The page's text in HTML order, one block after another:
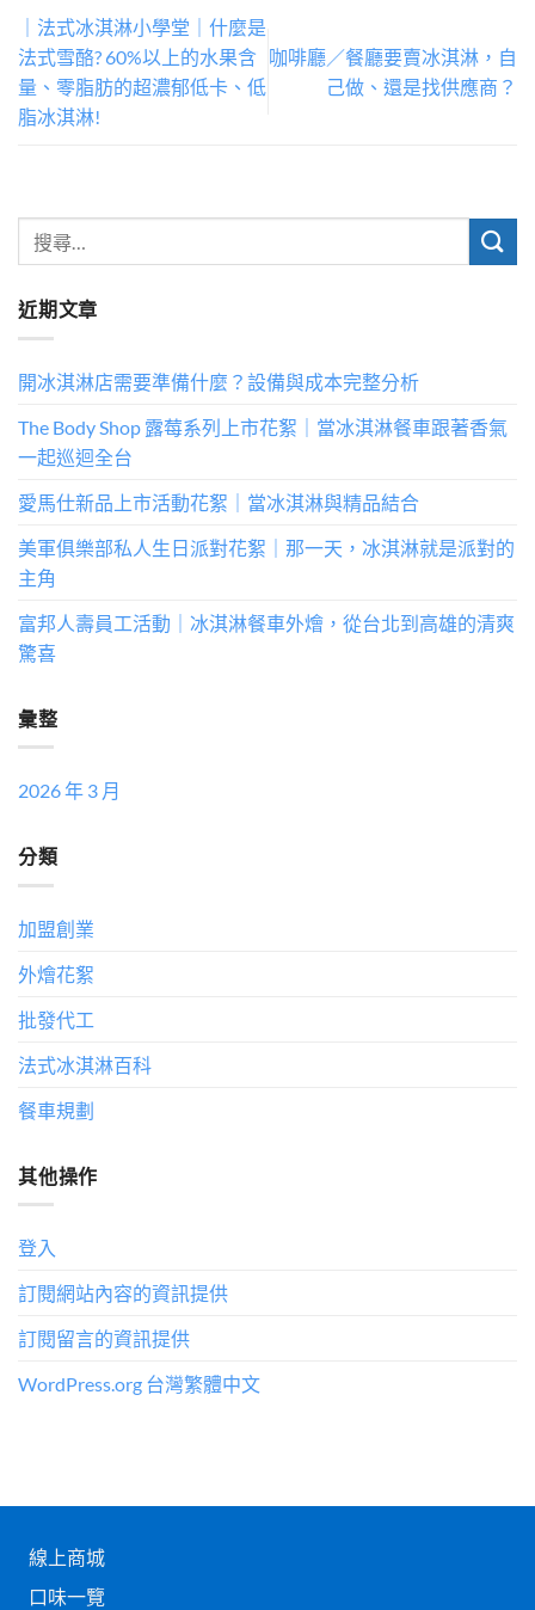
｜法式冰淇淋小學堂｜什麼是
法式雪酪? 60%以上的水果含
量、零脂肪的超濃郁低卡、低
脂冰淇淋!
咖啡廳／餐廳要賣冰淇淋，自
己做、還是找供應商？
近期文章
開冰淇淋店需要準備什麼？設備與成本完整分析
The Body Shop 露莓系列上市花絮｜當冰淇淋餐車跟著香氣
一起巡迴全台
愛馬仕新品上市活動花絮｜當冰淇淋與精品結合
美軍俱樂部私人生日派對花絮｜那一天，冰淇淋就是派對的
主角
富邦人壽員工活動｜冰淇淋餐車外燴，從台北到高雄的清爽
驚喜
彙整
2026 年 3 月
分類
加盟創業
外燴花絮
批發代工
法式冰淇淋百科
餐車規劃
其他操作
登入
訂閱網站內容的資訊提供
訂閱留言的資訊提供
WordPress.org 台灣繁體中文
線上商城
口味一覽